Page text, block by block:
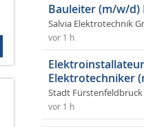
Bauleiter (m/w/d)
Salvia Elektrotechnik
vor 1 h
Elektrotechniker
Stadt Fürstenfeldbruck
vor 1 h